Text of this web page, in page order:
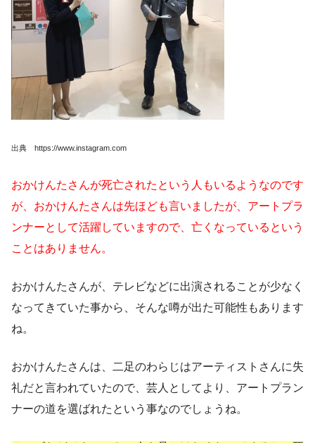
出典 https://www.instagram.com
おかけんたさんが死亡されたという人もいるようなのです
が、おかけんたさんは先ほども言いましたが、アートプラ
ンナーとして活躍していますので、亡くなっているという
ことはありません。
おかけんたさんが、テレビなどに出演されることが少なく
なってきていた事から、そんな噂が出た可能性もあります
ね。
おかけんたさんは、二足のわらじはアーティストさんに失
礼だと言われていたので、芸人としてより、アートプラン
ナーの道を選ばれたという事なのでしょうね。